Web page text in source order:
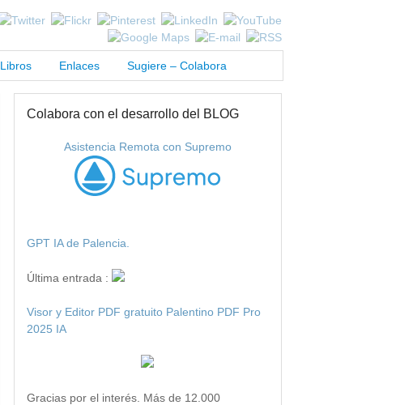
Libros Enlaces Sugiere – Colabora
Colabora con el desarrollo del BLOG
Asistencia Remota con Supremo
GPT IA de Palencia.
Última entrada :
Visor y Editor PDF gratuito Palentino PDF Pro
2025 IA
Gracias por el interés. Más de 12.000